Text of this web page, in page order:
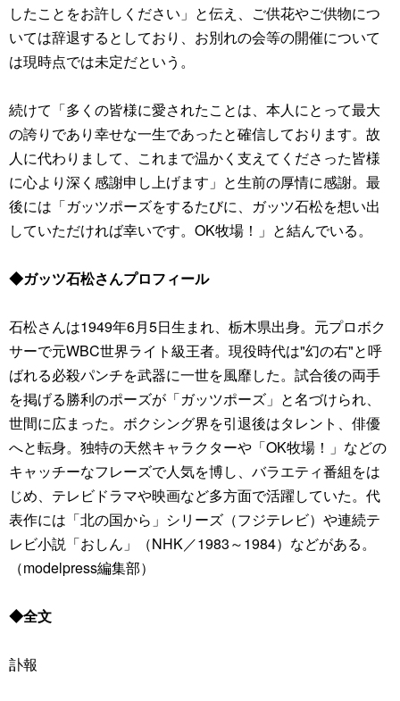
したことをお許しください」と伝え、ご供花やご供物につ
いては辞退するとしており、お別れの会等の開催について
は現時点では未定だという。
続けて「多くの皆様に愛されたことは、本人にとって最大
の誇りであり幸せな一生であったと確信しております。故
人に代わりまして、これまで温かく支えてくださった皆様
に心より深く感謝申し上げます」と生前の厚情に感謝。最
後には「ガッツポーズをするたびに、ガッツ石松を想い出
していただければ幸いです。OK牧場！」と結んでいる。
◆ガッツ石松さんプロフィール
石松さんは1949年6月5日生まれ、栃木県出身。元プロボク
サーで元WBC世界ライト級王者。現役時代は"幻の右"と呼
ばれる必殺パンチを武器に一世を風靡した。試合後の両手
を掲げる勝利のポーズが「ガッツポーズ」と名づけられ、
世間に広まった。ボクシング界を引退後はタレント、俳優
へと転身。独特の天然キャラクターや「OK牧場！」などの
キャッチーなフレーズで人気を博し、バラエティ番組をは
じめ、テレビドラマや映画など多方面で活躍していた。代
表作には「北の国から」シリーズ（フジテレビ）や連続テ
レビ小説「おしん」（NHK／1983～1984）などがある。
（modelpress編集部）
◆全文
訃報